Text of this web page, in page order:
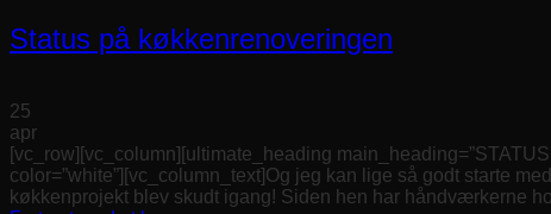
Status på køkkenrenoveringen
25
apr
[vc_row][vc_column][ultimate_heading
color=”white”][vc_column_text]Og jeg kan lige så godt starte
køkkenprojekt blev skudt igang! Siden hen har håndværkerne